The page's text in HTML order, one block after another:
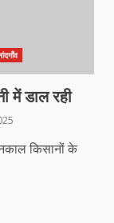
में डाल रही
किसानों के